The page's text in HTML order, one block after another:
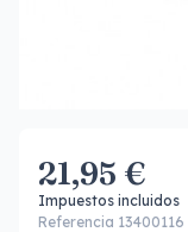
21,95 €
Impuestos incluidos
Referencia 13400116